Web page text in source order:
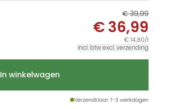
€ 39,99
€ 36,99
€ 14,80/l
incl. btw excl. verzending
In winkelwagen
Verzendklaar: 1-3 werkdagen